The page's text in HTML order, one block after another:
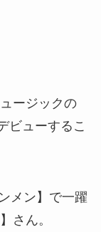
ージックの
ビューするこ
メン】で一躍
さん。